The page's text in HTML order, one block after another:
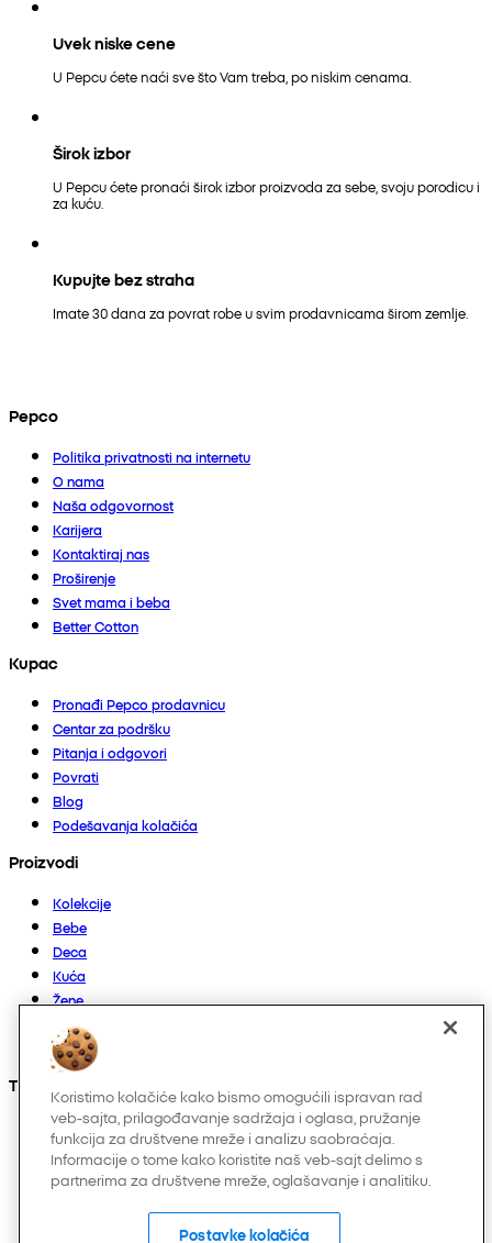
Uvek niske cene
U Pepcu ćete naći sve što Vam treba, po niskim cenama.
Širok izbor
U Pepcu ćete pronaći širok izbor proizvoda za sebe, svoju porodicu i
za kuću.
Kupujte bez straha
Imate 30 dana za povrat robe u svim prodavnicama širom zemlje.
Pepco
Politika privatnosti na internetu
O nama
Naša odgovornost
Karijera
Kontaktiraj nas
Proširenje
Svet mama i beba
Better Cotton
Kupac
Pronađi Pepco prodavnicu
Centar za podršku
Pitanja i odgovori
Povrati
Blog
Podešavanja kolačića
Proizvodi
Kolekcije
Bebe
Deca
Kuća
Žene
Muškarci
Ostalo
Takođe nas možete pronaći na
Koristimo kolačiće kako bismo omogućili ispravan rad
veb-sajta, prilagođavanje sadržaja i oglasa, pružanje
funkcija za društvene mreže i analizu saobraćaja.
Informacije o tome kako koristite naš veb-sajt delimo s
partnerima za društvene mreže, oglašavanje i analitiku.
Postavke kolačića